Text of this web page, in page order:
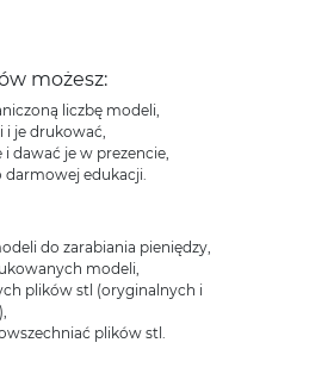
możesz:
liczbę modeli,
je drukować,
dawać je w prezencie,
darmowej edukacji.
do zarabiania pieniędzy,
modeli,
plików stl (oryginalnych i
plików stl.